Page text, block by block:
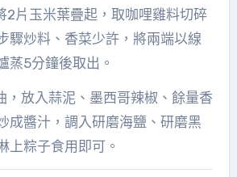
2片玉米葉疊起，取咖哩雞料切碎
驟炒料、香菜少許，將兩端以線
蒸5分鐘後取出。
，放入蒜泥、墨西哥辣椒、餘量香
成醬汁，調入研磨海鹽、研磨黑
上粽子食用即可。